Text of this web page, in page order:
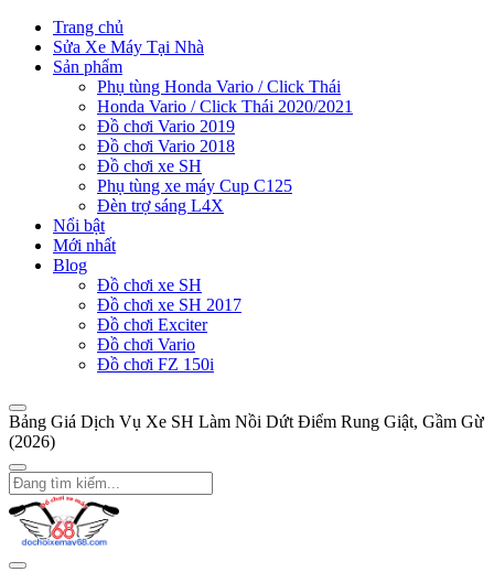
Trang chủ
Sửa Xe Máy Tại Nhà
Sản phẩm
Phụ tùng Honda Vario / Click Thái
Honda Vario / Click Thái 2020/2021
Đồ chơi Vario 2019
Đồ chơi Vario 2018
Đồ chơi xe SH
Phụ tùng xe máy Cup C125
Đèn trợ sáng L4X
Nổi bật
Mới nhất
Blog
Đồ chơi xe SH
Đồ chơi xe SH 2017
Đồ chơi Exciter
Đồ chơi Vario
Đồ chơi FZ 150i
Bảng Giá Dịch Vụ Xe SH Làm Nồi Dứt Điểm Rung Giật, Gầm Gừ
(2026)